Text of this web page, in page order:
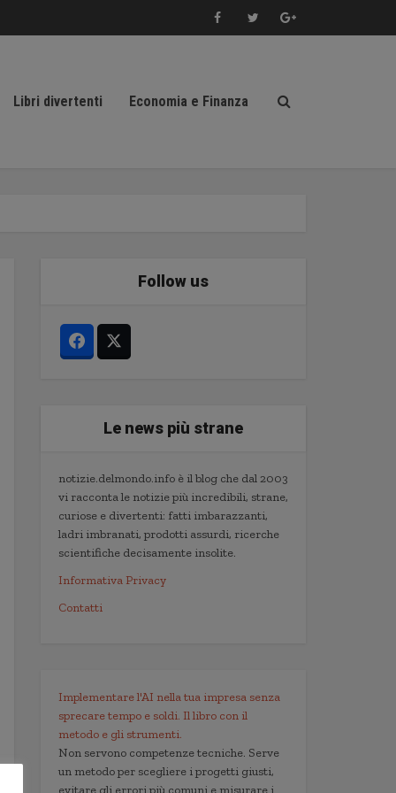
Libri divertenti Economia e Finanza
Follow us
Le news più strane
notizie.delmondo.info è il blog che dal 2003
vi racconta le notizie più incredibili, strane,
curiose e divertenti: fatti imbarazzanti,
ladri imbranati, prodotti assurdi, ricerche
scientifiche decisamente insolite.
Informativa Privacy
Contatti
Implementare l'AI nella tua impresa senza
sprecare tempo e soldi. Il libro con il
metodo e gli strumenti.
Non servono competenze tecniche. Serve
un metodo per scegliere i progetti giusti,
evitare gli errori più comuni e misurare i